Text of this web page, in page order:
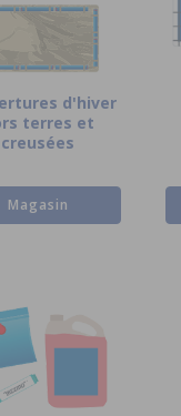
d'hiver
terres et
creusées
Magasin